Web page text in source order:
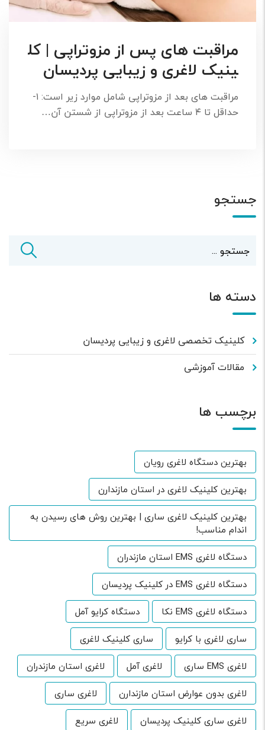
مراقبت های پس از مزوتراپی | کل
ینیک لاغری و زیبایی پردیسان
مراقبت های بعد از مزوتراپی شامل موارد زیر است: ۱-
حداقل تا ۴ ساعت بعد از مزوتراپی از شستن آن…
جستجو
دسته ها
کلینیک تخصصی لاغری و زیبایی پردیسان
مقالات آموزشی
برچسب ها
بهترین دستگاه لاغری رویان
بهترین کلینیک لاغری در استان مازندارن
بهترین کلینیک لاغری ساری | بهترین روش های رسیدن به
اندام مناسب!
دستگاه لاغری EMS استان مازندران
دستگاه لاغری EMS در کلینیک پردیسان
دستگاه لاغری EMS نکا
دستگاه کرایو آمل
ساری لاغری با کرایو
ساری کلینیک لاغری
لاغری EMS ساری
لاغری آمل
لاغری استان مازندران
لاغری بدون عوارض استان مازندارن
لاغری ساری
لاغری ساری کلینیک پردیسان
لاغری سریع